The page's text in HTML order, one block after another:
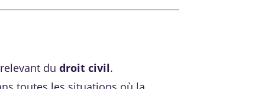
du droit civil.